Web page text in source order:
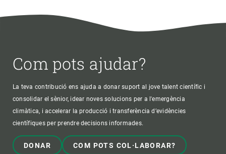
Com pots ajudar?
La teva contribució ens ajuda a donar suport al jove talent científic i
consolidar el sènior, idear noves solucions per a l'emergència
climàtica, i accelerar la producció i transferència d’evidències
científiques per prendre decisions informades.
DONAR COM POTS COL·LABORAR?